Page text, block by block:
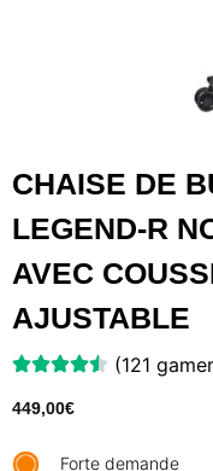
CHAISE DE
LEGEND-R
AVEC
AJUSTABLE
(121
449,00€
Forte demande